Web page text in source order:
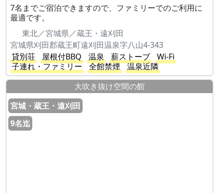
7名までご宿泊できますので、ファミリーでのご利用に
最適です。
東北／宮城県／蔵王・遠刈田
宮城県刈田郡蔵王町遠刈田温泉字八山4-343
貸別荘
屋根付BBQ 温泉 薪ストーブ
Wi-Fi
子連れ・ファミリー
全館禁煙
温泉近隣
大吹き抜け空間の館
宮城・蔵王・遠刈田
9名迄